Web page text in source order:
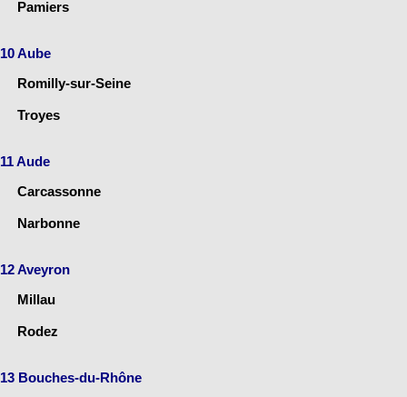
Pamiers
10 Aube
Romilly-sur-Seine
Troyes
11 Aude
Carcassonne
Narbonne
12 Aveyron
Millau
Rodez
13 Bouches-du-Rhône